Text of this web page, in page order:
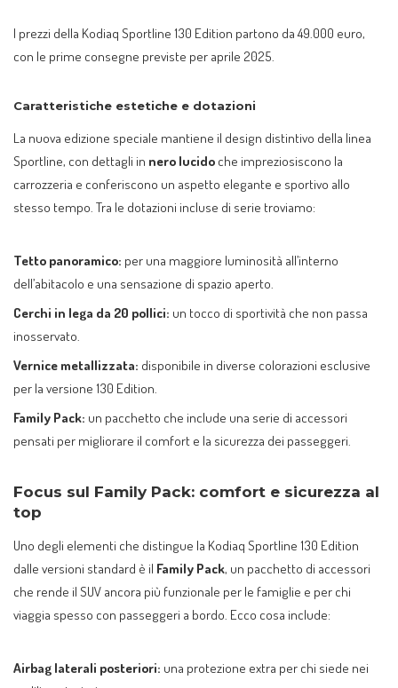
I prezzi della Kodiaq Sportline 130 Edition partono da 49.000 euro,
con le prime consegne previste per aprile 2025.
Caratteristiche estetiche e dotazioni
La nuova edizione speciale mantiene il design distintivo della linea
Sportline, con dettagli in nero lucido che impreziosiscono la
carrozzeria e conferiscono un aspetto elegante e sportivo allo
stesso tempo. Tra le dotazioni incluse di serie troviamo:
Tetto panoramico: per una maggiore luminosità all’interno
dell’abitacolo e una sensazione di spazio aperto.
Cerchi in lega da 20 pollici: un tocco di sportività che non passa
inosservato.
Vernice metallizzata: disponibile in diverse colorazioni esclusive
per la versione 130 Edition.
Family Pack: un pacchetto che include una serie di accessori
pensati per migliorare il comfort e la sicurezza dei passeggeri.
Focus sul Family Pack: comfort e sicurezza al
top
Uno degli elementi che distingue la Kodiaq Sportline 130 Edition
dalle versioni standard è il Family Pack, un pacchetto di accessori
che rende il SUV ancora più funzionale per le famiglie e per chi
viaggia spesso con passeggeri a bordo. Ecco cosa include:
Airbag laterali posteriori: una protezione extra per chi siede nei